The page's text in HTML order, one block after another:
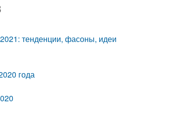
тенденции, фасоны, идеи
года